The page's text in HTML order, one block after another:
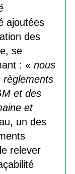
ajoutées
des
se
: « nous
règlements
et des
et
un des
relever